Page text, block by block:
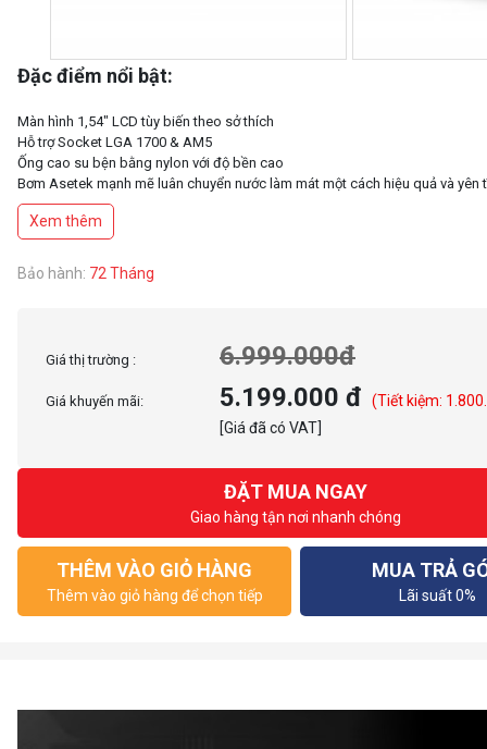
Đặc điểm nổi bật:
Màn hình 1,54" LCD tùy biến theo sở thích
Hỗ trợ Socket LGA 1700 & AM5
Ống cao su bện bằng nylon với độ bền cao
Bơm Asetek mạnh mẽ luân chuyển nước làm mát một cách hiệu quả và yên
Xem thêm
Bảo hành: 72 Tháng
Giá thị trường : 6.999.000đ
Giá khuyến mãi: 5.199.000 đ
(Tiết kiệm:
[Giá đã có VAT]
ĐẶT MUA NGAY
Giao hàng tận nơi nhanh chóng
THÊM VÀO GIỎ HÀNG
Thêm vào giỏ hàng để chọn tiếp
MUA TRẢ
Lãi suất 0%